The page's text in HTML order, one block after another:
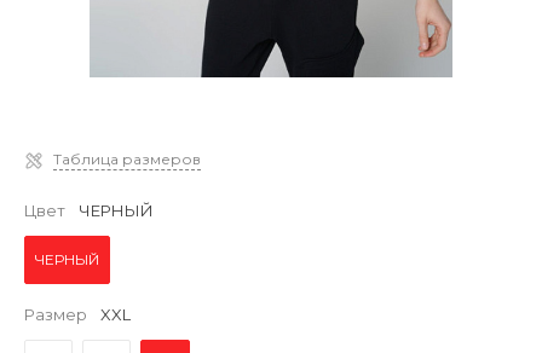
Таблица размеров
Цвет ЧЕРНЫЙ
ЧЕРНЫЙ
Размер XXL